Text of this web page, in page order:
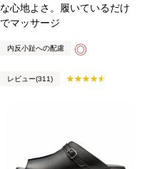
な心地よさ。履いているだけ
でマッサージ
内反小趾への配慮 ◎
レビュー(311)